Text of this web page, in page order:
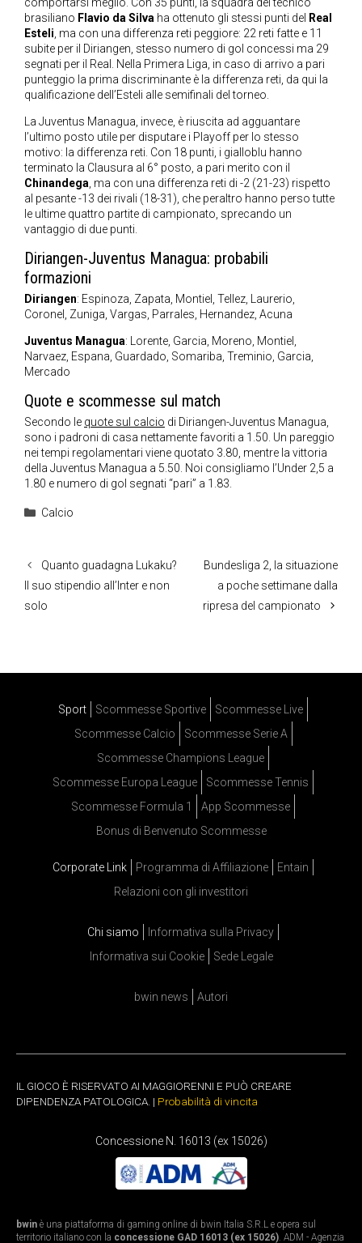
comportarsi meglio. Con 35 punti, la squadra del tecnico
brasiliano Flavio da Silva ha ottenuto gli stessi punti del Real
Esteli, ma con una differenza reti peggiore: 22 reti fatte e 11
subite per il Diriangen, stesso numero di gol concessi ma 29
segnati per il Real. Nella Primera Liga, in caso di arrivo a pari
punteggio la prima discriminante è la differenza reti, da qui la
qualificazione dell’Esteli alle semifinali del torneo.
La Juventus Managua, invece, è riuscita ad agguantare
l’ultimo posto utile per disputare i Playoff per lo stesso
motivo: la differenza reti. Con 18 punti, i gialloblu hanno
terminato la Clausura al 6° posto, a pari merito con il
Chinandega, ma con una differenza reti di -2 (21-23) rispetto
al pesante -13 dei rivali (18-31), che peraltro hanno perso tutte
le ultime quattro partite di campionato, sprecando un
vantaggio di due punti.
Diriangen-Juventus Managua: probabili
formazioni
Diriangen: Espinoza, Zapata, Montiel, Tellez, Laurerio,
Coronel, Zuniga, Vargas, Parrales, Hernandez, Acuna
Juventus Managua: Lorente, Garcia, Moreno, Montiel,
Narvaez, Espana, Guardado, Somariba, Treminio, Garcia,
Mercado
Quote e scommesse sul match
Secondo le quote sul calcio di Diriangen-Juventus Managua,
sono i padroni di casa nettamente favoriti a 1.50. Un pareggio
nei tempi regolamentari viene quotato 3.80, mentre la vittoria
della Juventus Managua a 5.50. Noi consigliamo l’Under 2,5 a
1.80 e numero di gol segnati “pari” a 1.83.
Categorie
Calcio
Quanto guadagna Lukaku?
Il suo stipendio all’Inter e non
solo
Bundesliga 2, la situazione
a poche settimane dalla
ripresa del campionato
Sport Scommesse Sportive
Scommesse Live
Scommesse Calcio
Scommesse Serie A
Scommesse Champions League
Scommesse Europa League
Scommesse Tennis
Scommesse Formula 1
App Scommesse
Bonus di Benvenuto Scommesse
Corporate Link Programma di Affiliazione
Entain
Relazioni con gli investitori
Chi siamo
Informativa sulla Privacy
Informativa sui Cookie
Sede Legale
bwin news Autori
IL GIOCO È RISERVATO AI MAGGIORENNI E PUÒ CREARE
DIPENDENZA PATOLOGICA. | Probabilità di vincita
Concessione N. 16013 (ex 15026)
bwin è una piattaforma di gaming online di bwin Italia S.R.L e opera sul
territorio italiano con la concessione GAD 16013 (ex 15026). ADM - Agenzia